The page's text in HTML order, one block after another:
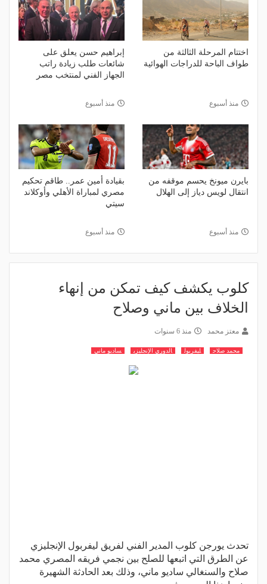
اختتام المرحلة الثالثة من
طواف الباحة للدراجات الهوائية
منذ أسبوع
إبراهيم حسن يعلق على
شائعات طلب زيادة راتب
الجهاز الفني لمنتخب مصر
منذ أسبوع
بايرن ميونخ يحسم موقفه من
انتقال لويس دياز إلى الهلال
منذ أسبوع
بقيادة أمين عمر.. طاقم تحكيم
مصري لمباراة الأهلي وأوكلاند
سيتي
منذ أسبوع
كلوب يكشف كيف تمكن من إنهاء
الخلاف بين ماني وصلاح
معتز محمد منذ 6 سنوات
محمد صلاح ليفربول الدوري الإنجليزي ساديو ماني
تحدث يورجن كلوب المدير الفني لفريق ليفربول الإنجليزي
عن الطرق التي اتبعها للصلح بين نجمي فريقه المصري محمد
صلاح والسنغالي ساديو ماني، وذلك بعد الحادثة الشهيرة